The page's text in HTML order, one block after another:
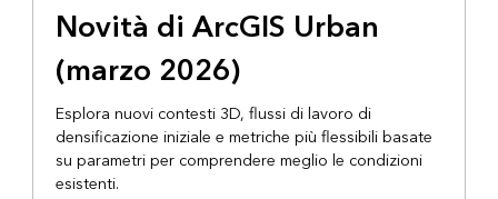
Novità di ArcGIS Urban
(marzo 2026)
Esplora nuovi contesti 3D, flussi di lavoro di
densificazione iniziale e metriche più flessibili basate
su parametri per comprendere meglio le condizioni
esistenti.